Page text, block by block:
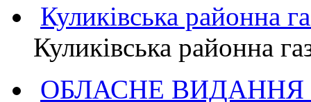
Куликівська районна
Куликівська районна
ОБЛАСНЕ ВИДАННЯ